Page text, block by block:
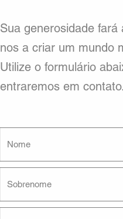
Sua generosidade
nos a criar um mundo
Utilize o formulário
entraremos em contato.